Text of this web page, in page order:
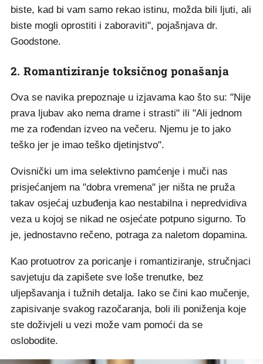
biste, kad bi vam samo rekao istinu, možda bili ljuti, ali
biste mogli oprostiti i zaboraviti", pojašnjava dr.
Goodstone.
2. Romantiziranje toksičnog ponašanja
Ova se navika prepoznaje u izjavama kao što su: "Nije
prava ljubav ako nema drame i strasti" ili "Ali jednom
me za rođendan izveo na večeru. Njemu je to jako
teško jer je imao teško djetinjstvo".
Ovisnički um ima selektivno pamćenje i muči nas
prisjećanjem na "dobra vremena" jer ništa ne pruža
takav osjećaj uzbuđenja kao nestabilna i nepredvidiva
veza u kojoj se nikad ne osjećate potpuno sigurno. To
je, jednostavno rečeno, potraga za naletom dopamina.
Kao protuotrov za poricanje i romantiziranje, stručnjaci
savjetuju da zapišete sve loše trenutke, bez
uljepšavanja i tužnih detalja. Iako se čini kao mučenje,
zapisivanje svakog razočaranja, boli ili poniženja koje
ste doživjeli u vezi može vam pomoći da se
oslobodite.